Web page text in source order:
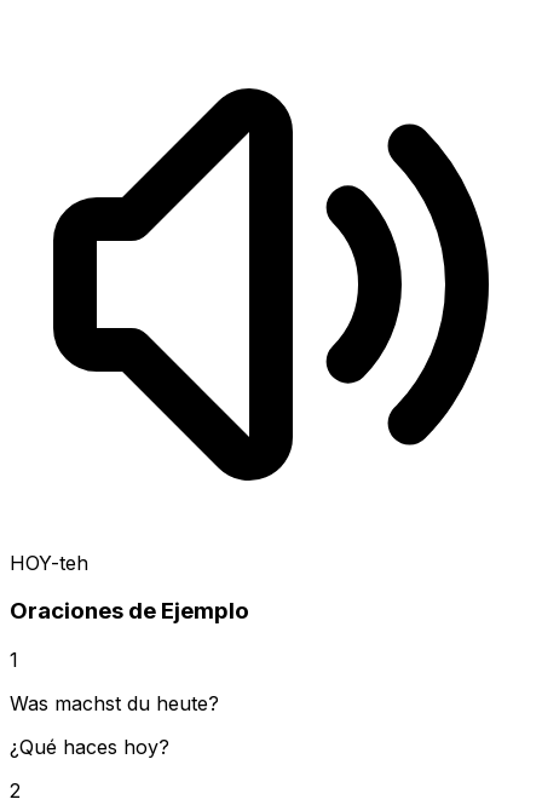
HOY-teh
Oraciones de Ejemplo
1
Was machst du heute?
¿Qué haces hoy?
2